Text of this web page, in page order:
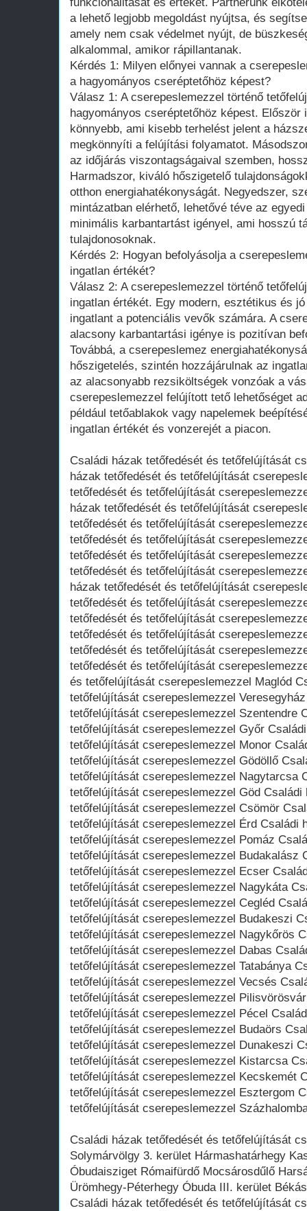
a lehető legjobb megoldást nyújtsa, és
amely nem csak védelmet nyújt, de
alkalommal, amikor rápillantanak.
Kérdés 1: Milyen előnyei vannak a
a hagyományos cseréptetőhöz képest?
Válasz 1: A cserepeslemezzel történő
hagyományos cseréptetőhöz képest.
könnyebb, ami kisebb terhelést jelent a
megkönnyíti a felújítási folyamatot.
az időjárás viszontagságaival szemben,
Harmadszor, kiváló hőszigetelő
otthon energiahatékonyságát. Negyedszer,
mintázatban elérhető, lehetővé téve az
minimális karbantartást igényel, ami hosszú
tulajdonosoknak.
Kérdés 2: Hogyan befolyásolja a
ingatlan értékét?
Válasz 2: A cserepeslemezzel történő
ingatlan értékét. Egy modern, esztétikus és
ingatlant a potenciális vevők számára. A
alacsony karbantartási igénye is pozitívan
Továbbá, a cserepeslemez
hőszigetelés, szintén hozzájárulnak az
az alacsonyabb rezsiköltségek vonzóak a
cserepeslemezzel felújított tető lehetőséget
például tetőablakok vagy napelemek
ingatlan értékét és vonzerejét a piacon.
Családi házak tetőfedését és tetőfelújítását
házak tetőfedését és tetőfelújítását
tetőfedését és tetőfelújítását
házak tetőfedését és tetőfelújítását
tetőfedését és tetőfelújítását
tetőfedését és tetőfelújítását
tetőfedését és tetőfelújítását
tetőfedését és tetőfelújítását
házak tetőfedését és tetőfelújítását
tetőfedését és tetőfelújítását
tetőfedését és tetőfelújítását
tetőfedését és tetőfelújítását
tetőfedését és tetőfelújítását
tetőfedését és tetőfelújítását
és tetőfelújítását cserepeslemezzel Maglód
tetőfelújítását cserepeslemezzel
tetőfelújítását cserepeslemezzel Szentendre
tetőfelújítását cserepeslemezzel Győr
tetőfelújítását cserepeslemezzel Monor
tetőfelújítását cserepeslemezzel Gödöllő
tetőfelújítását cserepeslemezzel Nagytarcsa
tetőfelújítását cserepeslemezzel Göd Családi
tetőfelújítását cserepeslemezzel Csömör
tetőfelújítását cserepeslemezzel Érd Családi
tetőfelújítását cserepeslemezzel Pomáz
tetőfelújítását cserepeslemezzel Budakalász
tetőfelújítását cserepeslemezzel Ecser
tetőfelújítását cserepeslemezzel Nagykáta
tetőfelújítását cserepeslemezzel Cegléd
tetőfelújítását cserepeslemezzel Budakeszi
tetőfelújítását cserepeslemezzel Nagykőrös
tetőfelújítását cserepeslemezzel Dabas
tetőfelújítását cserepeslemezzel Tatabánya
tetőfelújítását cserepeslemezzel Vecsés
tetőfelújítását cserepeslemezzel
tetőfelújítását cserepeslemezzel Pécel
tetőfelújítását cserepeslemezzel Budaörs
tetőfelújítását cserepeslemezzel Dunakeszi
tetőfelújítását cserepeslemezzel Kistarcsa
tetőfelújítását cserepeslemezzel Kecskemét
tetőfelújítását cserepeslemezzel Esztergom
tetőfelújítását cserepeslemezzel
Családi házak tetőfedését és tetőfelújítását
Solymárvölgy 3. kerület Hármashatárhegy
Óbudaisziget Rómaifürdő Mocsárosdűlő
Ürömhegy-Péterhegy Óbuda III. kerület
Családi házak tetőfedését és tetőfelújítását